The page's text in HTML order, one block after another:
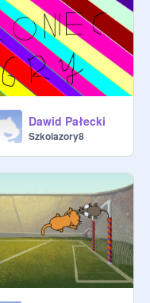
Dawid Pałecki
Szkolazory8